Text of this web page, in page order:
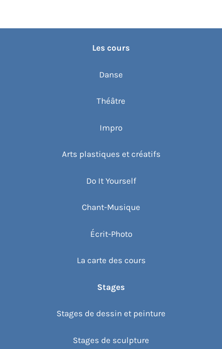
Les cours
Danse
Théâtre
Impro
Arts plastiques et créatifs
Do It Yourself
Chant-Musique
Écrit-Photo
La carte des cours
Stages
Stages de dessin et peinture
Stages de sculpture